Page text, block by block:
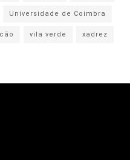
Universidade de Coimbra
vila verde xadrez